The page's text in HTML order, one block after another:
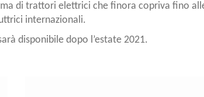
di trattori elettrici che finora copriva fino
internazionali.
disponibile dopo l’estate 2021.